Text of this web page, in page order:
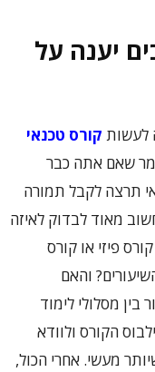
יענה על
לעשות קורס טכנאי
שאם אתה כבר
תרצה לקבל תמורה
מאוד לבדוק לאיזה
פיזי או קורס
והאם
מסלולי לימוד
הקורס ולוודא
מעשי. אחרי הכול,